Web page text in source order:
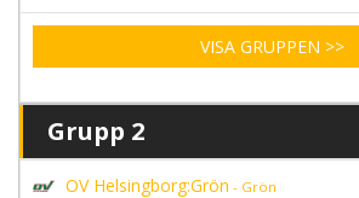
VISA GRUPPEN >>
Grupp 2
OV Helsingborg:Grön - Grön